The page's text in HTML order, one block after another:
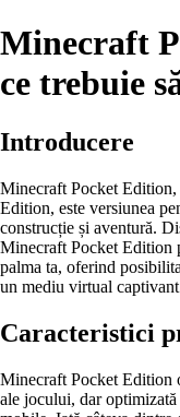
Minecraft
ce trebuie
Introducere
Minecraft Pocket Edition,
Edition, este versiunea
construcție și aventură.
Minecraft Pocket Edition
palma ta, oferind
un mediu virtual
Caracteristici
Minecraft Pocket Edition
ale jocului, dar